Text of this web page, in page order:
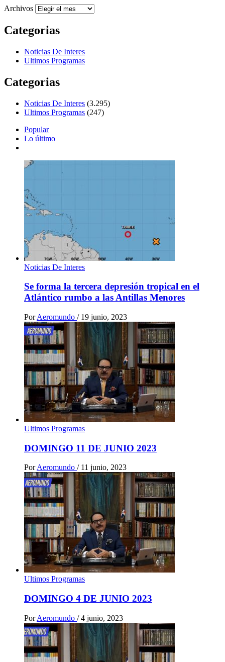
Archivos
Categorias
Noticias De Interes
Ultimos Programas
Categorias
Noticias De Interes (3.295)
Ultimos Programas (247)
Popular
Lo último
Noticias De Interes
Se forma la tercera depresión tropical en el
Atlántico rumbo a las Antillas Menores
Por Aeromundo / 19 junio, 2023
Ultimos Programas
DOMINGO 11 DE JUNIO 2023
PorAeromundo / 11 junio, 2023
Ultimos Programas
DOMINGO 4 DE JUNIO 2023
Por Aeromundo / 4 junio, 2023